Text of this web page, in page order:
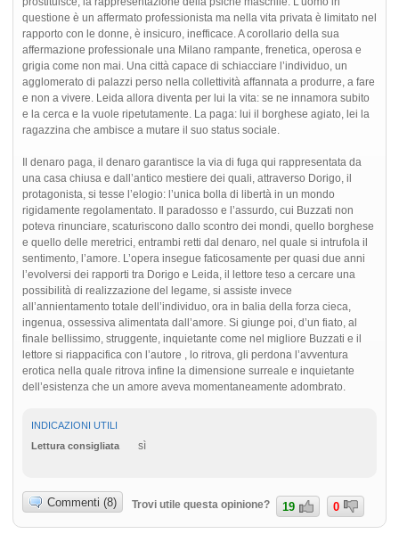
questione è un affermato professionista ma nella vita privata è limitato nel
rapporto con le donne, è insicuro, inefficace. A corollario della sua
affermazione professionale una Milano rampante, frenetica, operosa e
grigia come non mai. Una città capace di schiacciare l’individuo, un
agglomerato di palazzi perso nella collettività affannata a produrre, a fare
e non a vivere. Leida allora diventa per lui la vita: se ne innamora subito
e la cerca e la vuole ripetutamente. La paga: lui il borghese agiato, lei la
ragazzina che ambisce a mutare il suo status sociale.
Il denaro paga, il denaro garantisce la via di fuga qui rappresentata da
una casa chiusa e dall’antico mestiere dei quali, attraverso Dorigo, il
protagonista, si tesse l’elogio: l’unica bolla di libertà in un mondo
rigidamente regolamentato. Il paradosso e l’assurdo, cui Buzzati non
poteva rinunciare, scaturiscono dallo scontro dei mondi, quello borghese
e quello delle meretrici, entrambi retti dal denaro, nel quale si intrufola il
sentimento, l’amore. L’opera insegue faticosamente per quasi due anni
l’evolversi dei rapporti tra Dorigo e Leida, il lettore teso a cercare una
possibilità di realizzazione del legame, si assiste invece
all’annientamento totale dell’individuo, ora in balia della forza cieca,
ingenua, ossessiva alimentata dall’amore. Si giunge poi, d’un fiato, al
finale bellissimo, struggente, inquietante come nel migliore Buzzati e il
lettore si riappacifica con l’autore , lo ritrova, gli perdona l’avventura
erotica nella quale ritrova infine la dimensione surreale e inquietante
dell’esistenza che un amore aveva momentaneamente adombrato.
INDICAZIONI UTILI
Lettura consigliata
sì
Commenti (8) Trovi utile questa opinione? 19 0